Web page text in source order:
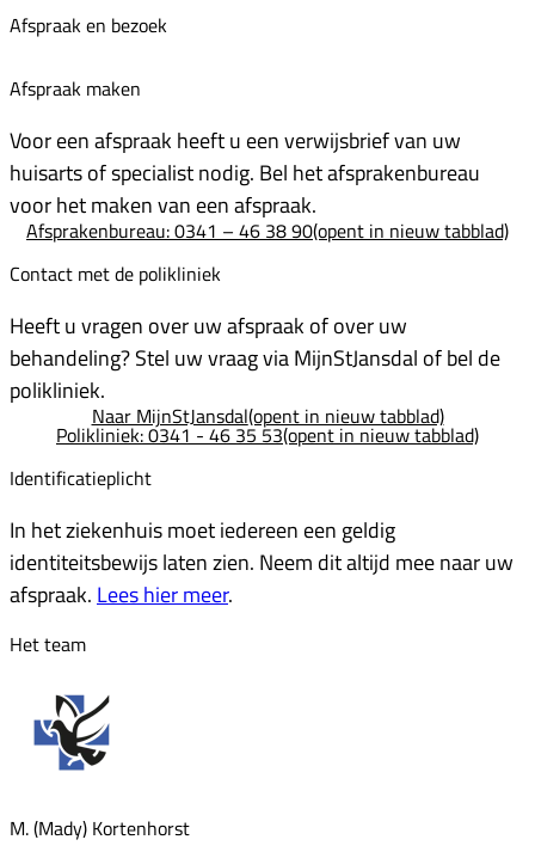
Afspraak en bezoek
Afspraak maken
Voor een afspraak heeft u een verwijsbrief van uw
huisarts of specialist nodig. Bel het afsprakenbureau
voor het maken van een afspraak.
Afsprakenbureau: 0341 – 46 38 90(opent in nieuw tabblad)
Contact met de polikliniek
Heeft u vragen over uw afspraak of over uw
behandeling? Stel uw vraag via MijnStJansdal of bel de
polikliniek.
Naar MijnStJansdal(opent in nieuw tabblad)
Polikliniek: 0341 - 46 35 53(opent in nieuw tabblad)
Identificatieplicht
In het ziekenhuis moet iedereen een geldig
identiteitsbewijs laten zien. Neem dit altijd mee naar uw
afspraak.Lees hier meer.
Het team
M. (Mady) Kortenhorst